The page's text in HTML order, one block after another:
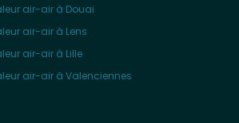
air-air à Douai
air-air à Lens
air-air à Lille
air-air à Valenciennes